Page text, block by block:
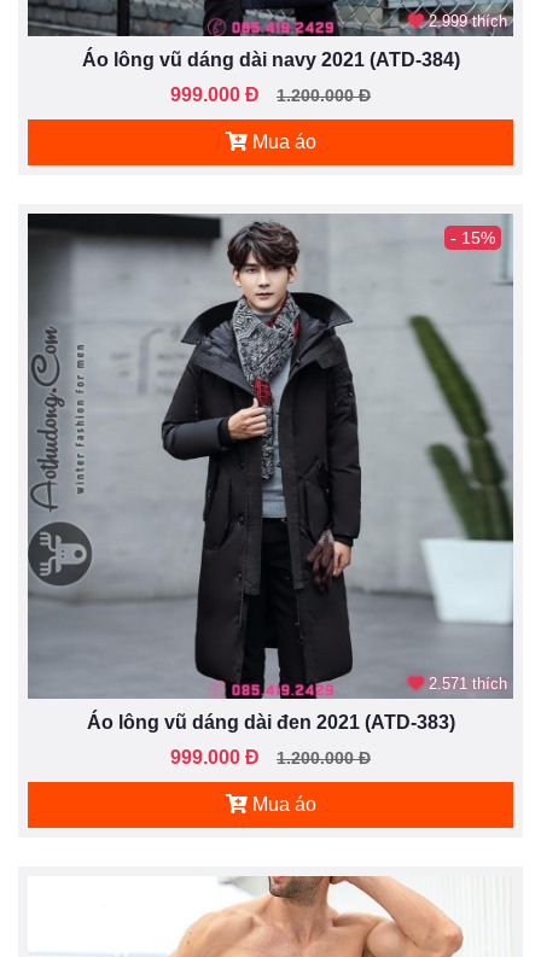
2.999 thích
Áo lông vũ dáng dài navy 2021 (ATD-384)
999.000 Đ
1.200.000 Đ
Mua áo
- 15%
2.571 thích
Áo lông vũ dáng dài đen 2021 (ATD-383)
999.000 Đ
1.200.000 Đ
Mua áo